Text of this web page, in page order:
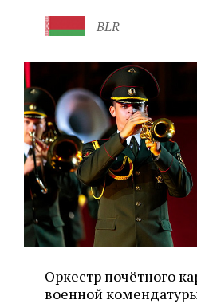
BLR
Оркестр почётного
военной